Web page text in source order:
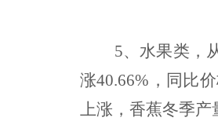
5、水果类，
涨40.66%，同比
上涨，香蕉冬季产